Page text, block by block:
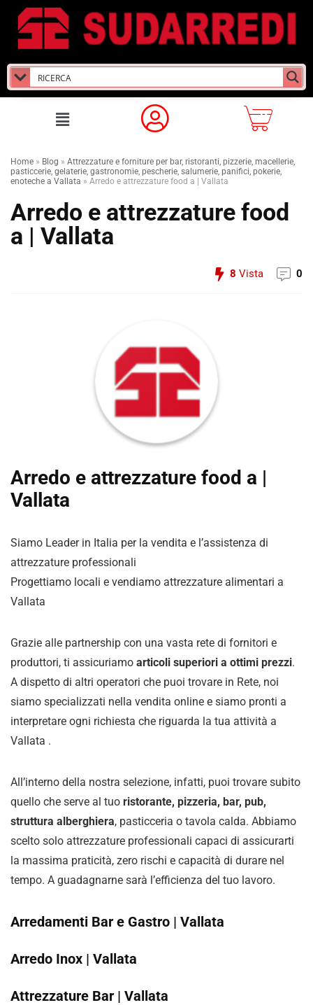
Home » Blog » Attrezzature e forniture per bar, ristoranti, pizzerie, macellerie,
pasticcerie, gelaterie, gastronomie, pescherie, salumerie, panifici, pokerie,
enoteche a Vallata » Arredo e attrezzature food a | Vallata
Arredo e attrezzature food
a | Vallata
8 Vista 0
Arredo e attrezzature food a |
Vallata
Siamo Leader in Italia per la vendita e l’assistenza di
attrezzature professionali
Progettiamo locali e vendiamo attrezzature alimentari a
Vallata
Grazie alle partnership con una vasta rete di fornitori e
produttori, ti assicuriamo articoli superiori a ottimi prezzi.
A dispetto di altri operatori che puoi trovare in Rete, noi
siamo specializzati nella vendita online e siamo pronti a
interpretare ogni richiesta che riguarda la tua attività a
Vallata .
All’interno della nostra selezione, infatti, puoi trovare subito
quello che serve al tuo ristorante, pizzeria, bar, pub,
struttura alberghiera, pasticceria o tavola calda. Abbiamo
scelto solo attrezzature professionali capaci di assicurarti
la massima praticità, zero rischi e capacità di durare nel
tempo. A guadagnarne sarà l’efficienza del tuo lavoro.
Arredamenti Bar e Gastro | Vallata
Arredo Inox | Vallata
Attrezzature Bar | Vallata